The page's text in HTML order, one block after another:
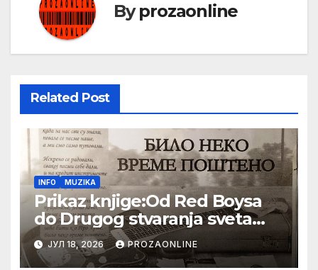
Byprozaonline
Related Post
INFO MUZIKA
Prikaz knjige:Od Red Boysa
do Drugog stvaranja sveta
(bilo neko vreme pošteno)
(autor- Zlatomira Sremca,
ЈУЛ 18, 2026 PROZAONLINE